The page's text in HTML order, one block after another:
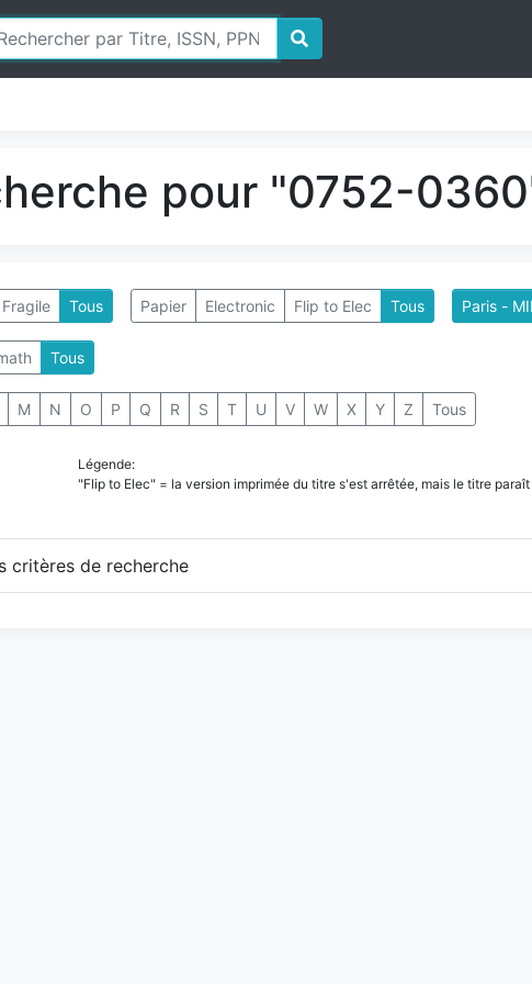
pour "0752-
Fragile Tous Papier Electronic Flip to Elec Tous Paris -
Tous
M N O P Q R S T U V W X Y Z Tous
Légende:
"Flip to Elec" = la version imprimée du titre s'est arrêtée, mais le titre
critères de recherche